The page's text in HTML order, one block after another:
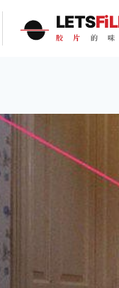
LETS
胶 片 的 味